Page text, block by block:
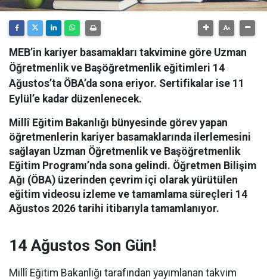
MEB’in kariyer basamakları takvimine göre Uzman
Öğretmenlik ve Başöğretmenlik eğitimleri 14
Ağustos’ta ÖBA’da sona eriyor. Sertifikalar ise 11
Eylül’e kadar düzenlenecek.
Millî Eğitim Bakanlığı bünyesinde görev yapan
öğretmenlerin kariyer basamaklarında ilerlemesini
sağlayan Uzman Öğretmenlik ve Başöğretmenlik
Eğitim Programı’nda sona gelindi. Öğretmen Bilişim
Ağı (ÖBA) üzerinden çevrim içi olarak yürütülen
eğitim videosu izleme ve tamamlama süreçleri 14
Ağustos 2026 tarihi itibarıyla tamamlanıyor.
14 Ağustos Son Gün!
Millî Eğitim Bakanlığı tarafından yayımlanan takvim